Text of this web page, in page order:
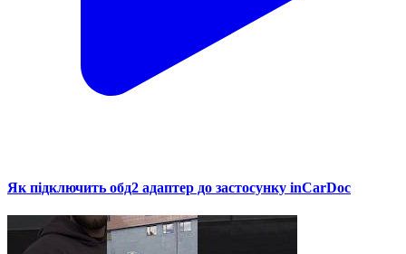
Як підключить обд2 адаптер до застосунку inCarDoc